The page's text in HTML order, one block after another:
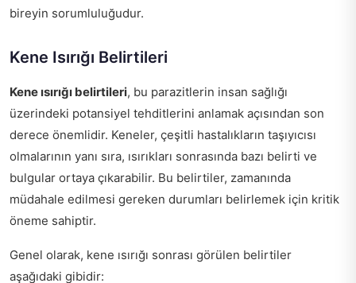
bireyin sorumluluğudur.
Kene Isırığı Belirtileri
Kene ısırığı belirtileri, bu parazitlerin insan sağlığı
üzerindeki potansiyel tehditlerini anlamak açısından son
derece önemlidir. Keneler, çeşitli hastalıkların taşıyıcısı
olmalarının yanı sıra, ısırıkları sonrasında bazı belirti ve
bulgular ortaya çıkarabilir. Bu belirtiler, zamanında
müdahale edilmesi gereken durumları belirlemek için kritik
öneme sahiptir.
Genel olarak, kene ısırığı sonrası görülen belirtiler
aşağıdaki gibidir: